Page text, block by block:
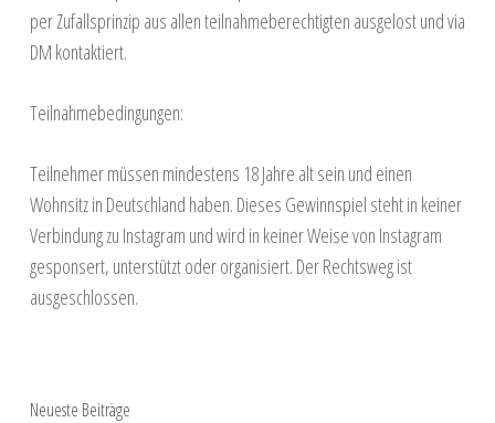
per Zufallsprinzip aus allen teilnahmeberechtigten ausgelost und via
DM kontaktiert.
Teilnahmebedingungen:
Teilnehmer müssen mindestens 18 Jahre alt sein und einen
Wohnsitz in Deutschland haben. Dieses Gewinnspiel steht in keiner
Verbindung zu Instagram und wird in keiner Weise von Instagram
gesponsert, unterstützt oder organisiert. Der Rechtsweg ist
ausgeschlossen.
Neueste Beiträge